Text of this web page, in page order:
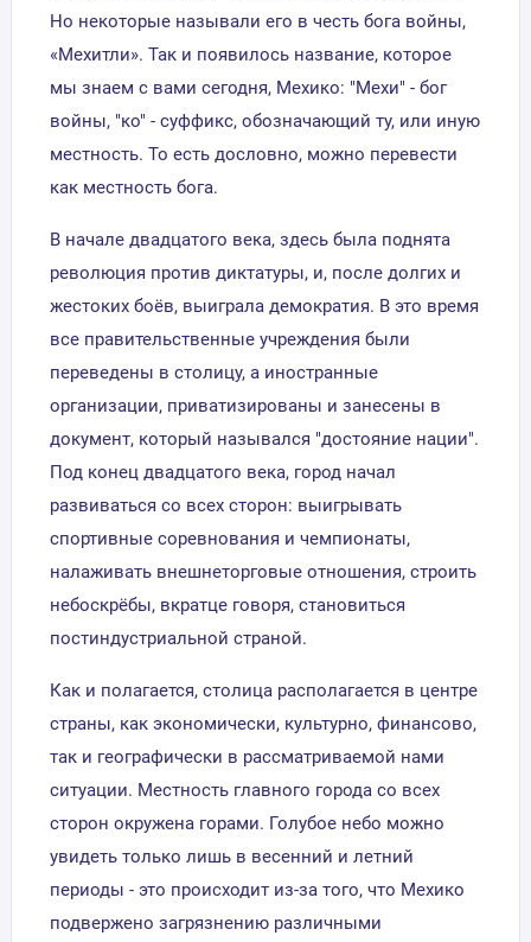
Но некоторые называли его в честь бога войны,
«Мехитли». Так и появилось название, которое
мы знаем с вами сегодня, Мехико: "Мехи" - бог
войны, "ко" - суффикс, обозначающий ту, или иную
местность. То есть дословно, можно перевести
как местность бога.
В начале двадцатого века, здесь была поднята
революция против диктатуры, и, после долгих и
жестоких боёв, выиграла демократия. В это время
все правительственные учреждения были
переведены в столицу, а иностранные
организации, приватизированы и занесены в
документ, который назывался "достояние нации".
Под конец двадцатого века, город начал
развиваться со всех сторон: выигрывать
спортивные соревнования и чемпионаты,
налаживать внешнеторговые отношения, строить
небоскрёбы, вкратце говоря, становиться
постиндустриальной страной.
Как и полагается, столица располагается в центре
страны, как экономически, культурно, финансово,
так и географически в рассматриваемой нами
ситуации. Местность главного города со всех
сторон окружена горами. Голубое небо можно
увидеть только лишь в весенний и летний
периоды - это происходит из-за того, что Мехико
подвержено загрязнению различными